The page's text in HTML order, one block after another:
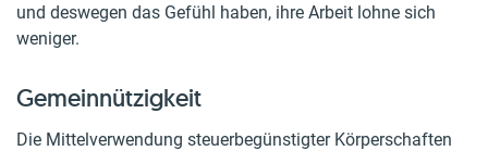
und deswegen das Gefühl haben, ihre Arbeit lohne sich
weniger.
Gemeinnützigkeit
Die Mittelverwendung steuerbegünstigter Körperschaften